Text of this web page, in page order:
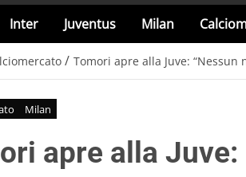
Inter Juventus Milan
/ Tomori apre alla Juve:
Milan
apre alla Juve: